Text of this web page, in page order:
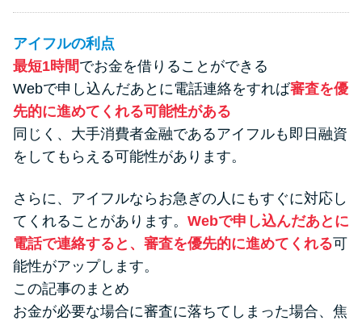
アイフルの利点
最短1時間でお金を借りることができる
Webで申し込んだあとに電話連絡をすれば審査を優
先的に進めてくれる可能性がある
同じく、大手消費者金融であるアイフルも即日融資
をしてもらえる可能性があります。
さらに、アイフルならお急ぎの人にもすぐに対応し
てくれることがあります。 Webで申し込んだあとに
電話で連絡すると、審査を優先的に進めてくれる可
能性がアップします。
この記事のまとめ
お金が必要な場合に審査に落ちてしまった場合、焦